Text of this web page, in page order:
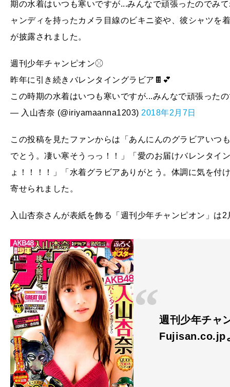
期の水着はいつも寒いですが...みんなで頑張ったのでみ
ャンディを持ったカメラ目線のビキニ姿や、彼シャツを
が披露されました。
週刊少年チャンピオン⚾︎
昨年に引き続きバレンタイングラビア🍫💕
この時期の水着はいつも寒いですが...みんなで頑張った
— 入山杏奈 (@iriyamaanna1203) 2018年2月7日
この投稿を見たファンからは「あんにんのグラビアいつ
でとう。凄い寒そうっっ！！」「愛のお届けバレンタイ
ょ！！！！」「水着グラビアありがとう。体調に気を付
寄せられました。
入山杏奈さんが表紙を飾る「週刊少年チャンピオン」は
週刊少年チャ
Fujisan.co.jp